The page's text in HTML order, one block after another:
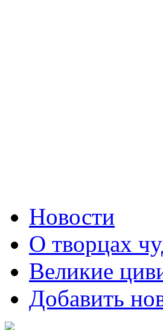
Новости
О творцах
Великие
Добавить